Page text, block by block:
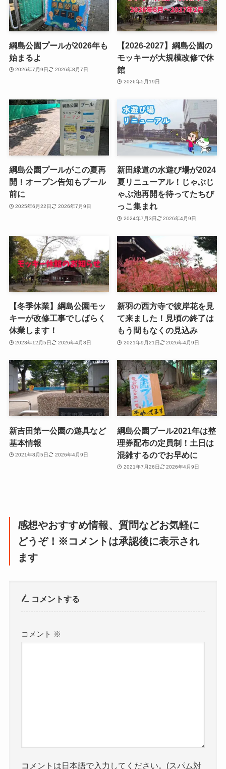
綱島公園プールが2026年も
始まるよ
2026年7月9日 2026年8月7日
【2026-2027】綱島公園の
モッキーが大規模改修で休
館
2026年5月19日
綱島公園プールがこの夏再
開！オープン告知もプール
前に
2025年6月22日 2026年7月9日
新田緑道の水遊び場が2024
夏リニューアル！じゃぶじ
ゃぶ池再開を待ってたちび
っこ集まれ
2024年7月3日 2026年4月9日
【冬季休業】綱島公園モッ
キーが改修工事でしばらく
休業します！
2023年12月5日 2026年4月8日
新羽の西方寺で彼岸花を見
て来ました！見頃の終了は
もう間もなくの見込み
2021年9月21日 2026年4月9日
新吉田第一公園の遊具など
基本情報
2021年8月5日 2026年4月9日
綱島公園プール2021年は整
理券配布の定員制！土日は
混雑するのでお早めに
2021年7月26日 2026年4月9日
感想やおすすめ情報、質問などお気軽に
どうぞ！※コメントは承認後に表示され
ます
コメントする
コメント ※
コメントは日本語で入力してください。(スパム対